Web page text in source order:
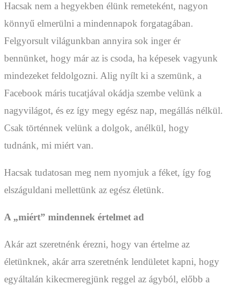
Hacsak nem a hegyekben élünk remeteként, nagyon
könnyű elmerülni a mindennapok forgatagában.
Felgyorsult világunkban annyira sok inger ér
bennünket, hogy már az is csoda, ha képesek vagyunk
mindezeket feldolgozni. Alig nyílt ki a szemünk, a
Facebook máris tucatjával okádja szembe velünk a
nagyvilágot, és ez így megy egész nap, megállás nélkül.
Csak történnek velünk a dolgok, anélkül, hogy
tudnánk, mi miért van.
Hacsak tudatosan meg nem nyomjuk a féket, így fog
elszáguldani mellettünk az egész életünk.
A „miért” mindennek értelmet ad
Akár azt szeretnénk érezni, hogy van értelme az
életünknek, akár arra szeretnénk lendületet kapni, hogy
egyáltalán kikecmeregjünk reggel az ágyból, előbb a